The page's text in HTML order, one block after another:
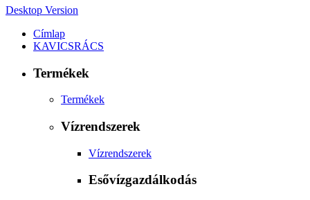
Desktop Version
Címlap
KAVICSRÁCS
Termékek
Termékek
Vízrendszerek
Vízrendszerek
Esővízgazdálkodás